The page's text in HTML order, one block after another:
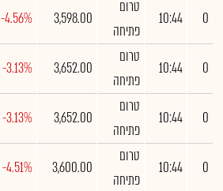
0
10:44
טרום
פתיחה
3,598.00
-4.56%
0
10:44
טרום
פתיחה
3,652.00
-3.13%
0
10:44
טרום
פתיחה
3,652.00
-3.13%
0
10:44
טרום
פתיחה
3,600.00
-4.51%